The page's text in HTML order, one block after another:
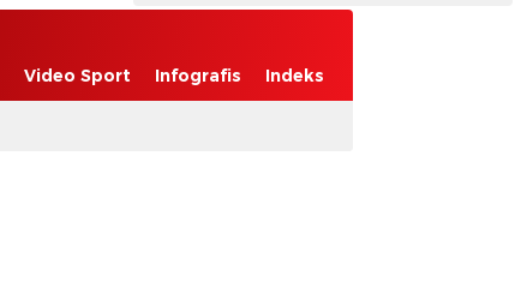
Video Sport Infografis Indeks